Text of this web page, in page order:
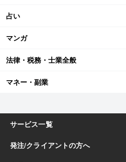
占い
マンガ
法律・税務・士業全般
マネー・副業